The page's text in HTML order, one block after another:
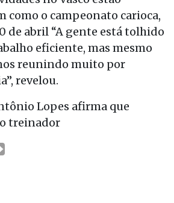
como o campeonato carioca,
de abril “A gente está tolhido
eficiente, mas mesmo
reunindo muito por
revelou.
Lopes afirma que
treinador